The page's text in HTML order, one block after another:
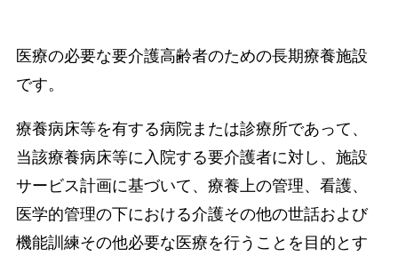
医療の必要な要介護高齢者のための長期療養施設
です。
療養病床等を有する病院または診療所であって、
当該療養病床等に入院する要介護者に対し、施設
サービス計画に基づいて、療養上の管理、看護、
医学的管理の下における介護その他の世話および
機能訓練その他必要な医療を行うことを目的とす